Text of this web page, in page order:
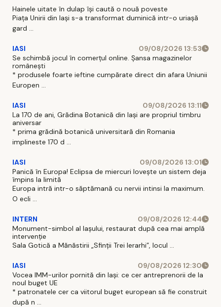
modernizarea
stațiunii „Băile
infrastructură
de agrement
și revitalizare
Hainele uitate în dulap îşi caută o nouă poveste
Piaţa Unirii din Iaşi s-a transformat duminică intr-o uriaşă
gard ...
IASI
09/08/2026 13:53
Se schimbă jocul în comerțul online. Șansa magazinelor
românești
* produsele foarte ieftine cumpărate direct din afara Uniunii
Europen ...
IASI
09/08/2026 13:11
La 170 de ani, Grădina Botanică din Iași are propriul timbru
aniversar
* prima grădină botanică universitară din Romania
implineste 170 d ...
IASI
09/08/2026 13:01
Panică în Europa! Eclipsa de miercuri lovește un sistem deja
împins la limită
Europa intră intr-o săptămană cu nervii intinsi la maximum.
O ecli ...
INTERN
09/08/2026 12:44
Monument-simbol al Iaşului, restaurat după cea mai amplă
intervenţie
Sala Gotică a Mănăstirii „Sfinţii Trei Ierarhi”, locul ...
IASI
09/08/2026 12:30
Vocea IMM-urilor pornită din Iași: ce cer antreprenorii de la
noul buget UE
* patronatele cer ca viitorul buget european să fie construit
după n ...